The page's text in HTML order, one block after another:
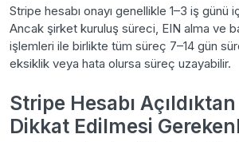
Stripe hesabı onayı genellikle 1–3 iş günü
Ancak şirket kuruluş süreci, EIN alma ve
işlemleri ile birlikte tüm süreç 7–14 gün
eksiklik veya hata olursa süreç uzayabilir.
Stripe Hesabı
Dikkat Edilmesi